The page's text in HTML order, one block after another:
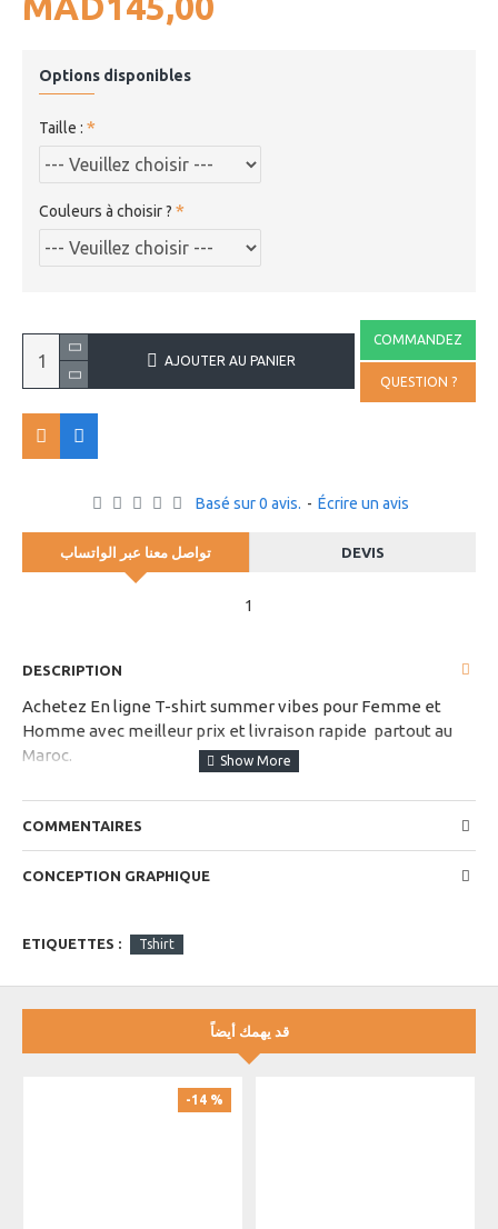
Basé sur 0 avis. - Écrire un avis
Options disponibles
Taille :
Couleurs à choisir ?
AJOUTER AU PANIER
COMMANDEZ
QUESTION ?
تواصل معنا عبر الواتساب DEVIS
1
DESCRIPTION
Achetez En ligne T-shirt summer vibes pour Femme et
Homme avec meilleur prix et livraison rapide partout au
Maroc.
choisissez votre taille et couleur dans les options
disponibles
COMMENTAIRES
CONCEPTION GRAPHIQUE
ETIQUETTES : Tshirt
قد يهمك أيضاً
-14 %